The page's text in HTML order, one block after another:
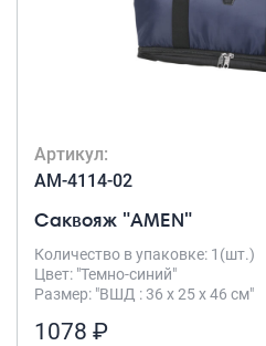
Артикул:
AM-4114-02
Саквояж "AMEN"
Количество в упаковке: 1(шт.)
Цвет: "Темно-синий"
Размер: "ВШД : 36 х 25 х 46 см"
1078 ₽